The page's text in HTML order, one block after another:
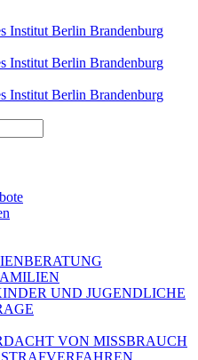
UND JUGENDLICHE
VON MISSBRAUCH